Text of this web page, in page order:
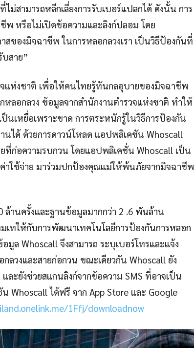
สามารถหลีกเลี่ยงการรับเบอร์แปลกได้ ดังนั้น การ
พ หรือไม่เปิดข้อความและลิงก์ปลอม โดย
ของมิจฉาชีพ ในการหลอกลวงเรา เป็นวิธีป้องกันที่
บสาย”
แห่งชาติ เพื่อให้คนไทยรู้ทันกลอุบายของมิจฉาชีพ
ลอกลวง ข้อมูลจากสำนักงานตำรวจแห่งชาติ ทำให้
นเหยื่อเพราะขาด การตระหนักรู้ในวิธีการป้องกัน
นได้ ด้วยการดาวน์โหลด แอปพลิเคชัน Whoscall
ที่ก่อความรบกวน โดยแอปพลิเคชั่น Whoscall เป็น
าใช้จ่าย มาร่วมปกป้องคุณแม่ให้พ้นภัยจากมิจฉาชีพ
ล้านครั้งและฐานข้อมูลมากกว่า 2 .6 พันล้าน
ทให้กับการพัฒนาเทคโนโลยีการป้องกันการหลอก
มูล Whoscall จึงสามารถ ระบุเบอร์โทรและแจ้ง
ลวงและสายก่อกวน ขณะเดียวกัน Whoscall ยัง
ละยังช่วยสแกนลิงก์จากข้อความ SMS ที่อาจเป็น
Whoscall ได้ฟรี จาก App Store และ Google
1Ffj/downloadnow